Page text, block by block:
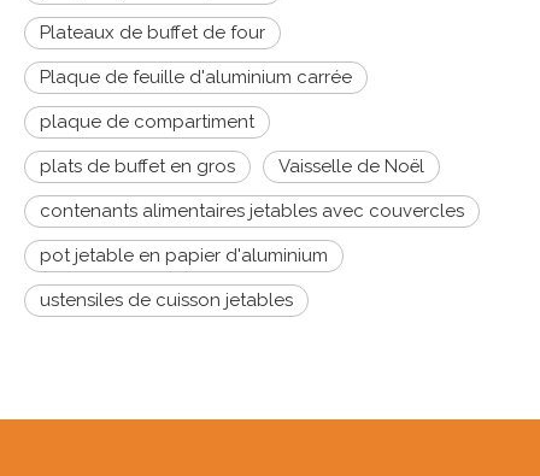
Plateaux de buffet de four
Plaque de feuille d'aluminium carrée
plaque de compartiment
plats de buffet en gros Vaisselle de Noël
contenants alimentaires jetables avec couvercles
pot jetable en papier d'aluminium
ustensiles de cuisson jetables